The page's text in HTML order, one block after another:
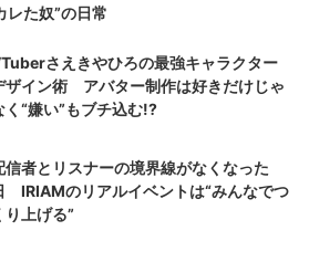
レた奴”の日常
さえきやひろの最強キャラクター
ザイン術 アバター制作は好きだけじゃ
く“嫌い”もブチ込む!?
信者とリスナーの境界線がなくなった
IRIAMのリアルイベントは“みんなでつ
り上げる”